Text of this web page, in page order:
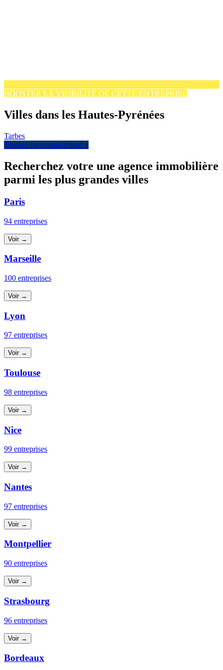
BOOSTER LA VISIBILITÉ DE CETTE ENTREPRISE
Villes dans les Hautes-Pyrénées
Tarbes
Trouver un artisan expert ↑
Recherchez votre une agence immobilière
parmi les plus grandes villes
Paris
94 entreprises
Voir →
Marseille
100 entreprises
Voir →
Lyon
97 entreprises
Voir →
Toulouse
98 entreprises
Voir →
Nice
99 entreprises
Voir →
Nantes
97 entreprises
Voir →
Montpellier
90 entreprises
Voir →
Strasbourg
96 entreprises
Voir →
Bordeaux